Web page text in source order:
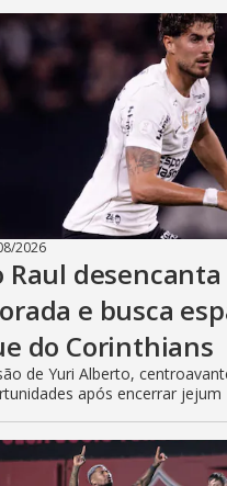
2026
Raul desencanta
e busca
do Corinthians
de Yuri Alberto,
após encerrar jejum